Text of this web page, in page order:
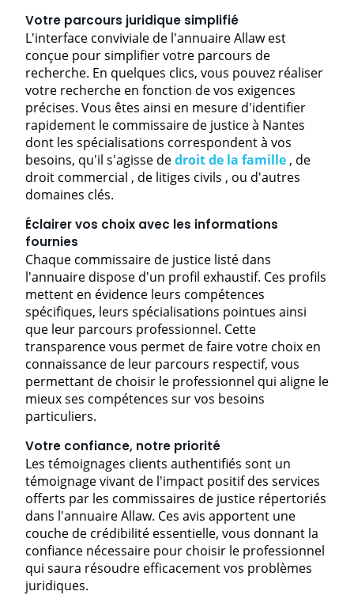
Votre parcours juridique simplifié
L'interface conviviale de l'annuaire Allaw est
conçue pour simplifier votre parcours de
recherche. En quelques clics, vous pouvez réaliser
votre recherche en fonction de vos exigences
précises. Vous êtes ainsi en mesure d'identifier
rapidement le commissaire de justice à Nantes
dont les spécialisations correspondent à vos
besoins, qu'il s'agisse dedroit de la famille , de
droit commercial , de litiges civils , ou d'autres
domaines clés.
Éclairer vos choix avec les informations
fournies
Chaque commissaire de justice listé dans
l'annuaire dispose d'un profil exhaustif. Ces profils
mettent en évidence leurs compétences
spécifiques, leurs spécialisations pointues ainsi
que leur parcours professionnel. Cette
transparence vous permet de faire votre choix en
connaissance de leur parcours respectif, vous
permettant de choisir le professionnel qui aligne le
mieux ses compétences sur vos besoins
particuliers.
Votre confiance, notre priorité
Les témoignages clients authentifiés sont un
témoignage vivant de l'impact positif des services
offerts par les commissaires de justice répertoriés
dans l'annuaire Allaw. Ces avis apportent une
couche de crédibilité essentielle, vous donnant la
confiance nécessaire pour choisir le professionnel
qui saura résoudre efficacement vos problèmes
juridiques.